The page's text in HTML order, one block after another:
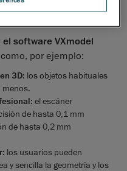
en 3D de
el software VXmodel
por ejemplo:
3D: los objetos habituales
menos.
: el escáner
de hasta 0,1 mm
de hasta 0,2 mm
: los usuarios pueden
y sencilla la geometría y los